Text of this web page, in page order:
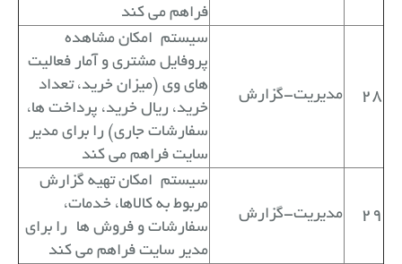
فراهم می کند
28 مدیریت-گزارش
سیستم امکان مشاهده
پروفایل مشتری و آمار فعالیت
های وی (میزان خرید، تعداد
خرید، ریال خرید، پرداخت ها،
سفارشات جاری) را برای مدیر
سایت فراهم می کند
29 مدیریت-گزارش
سیستم امکان تهیه گزارش
مربوط به کالاها، خدمات،
سفارشات و فروش ها
را برای
مدیر سایت فراهم می کند